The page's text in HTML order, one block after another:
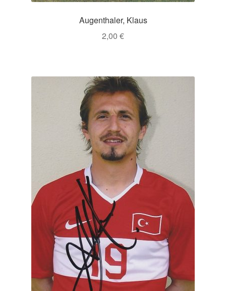
Augenthaler, Klaus
2,00 €